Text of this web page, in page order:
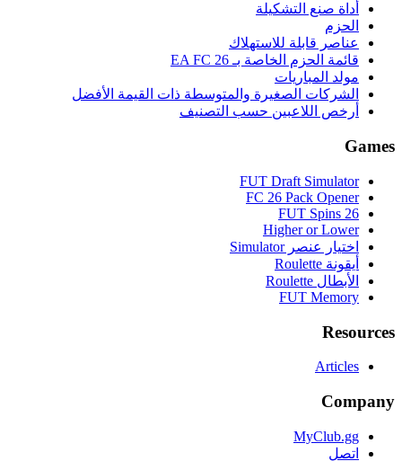
أداة صنع التشكيلة
الحزم
عناصر قابلة للاستهلاك
قائمة الحزم الخاصة بـ EA FC 26
مولد المباريات
الشركات الصغيرة والمتوسطة ذات القيمة الأفضل
أرخص اللاعبين حسب التصنيف
Games
FUT Draft Simulator
FC 26 Pack Opener
FUT Spins 26
Higher or Lower
اختيار عنصر Simulator
أيقونة Roulette
الأبطال Roulette
FUT Memory
Resources
Articles
Company
MyClub.gg
اتصل